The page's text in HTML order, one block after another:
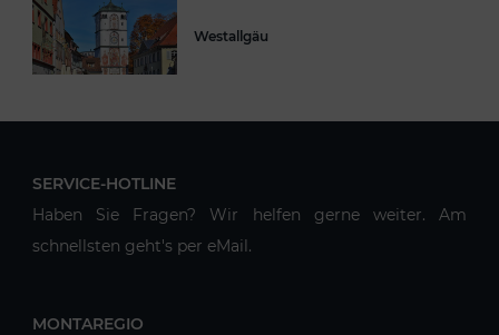
Westallgäu
SERVICE-HOTLINE
Haben Sie Fragen? Wir helfen gerne weiter. Am
schnellsten geht's per eMail.
MONTAREGIO